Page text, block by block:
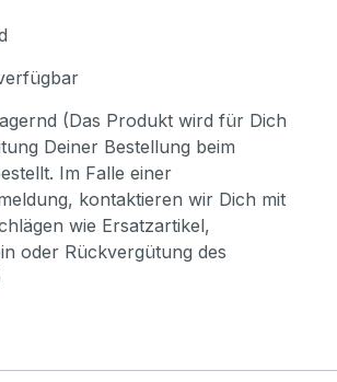
(Das Produkt wird für Dich
Deiner Bestellung beim
Im Falle einer
kontaktieren wir Dich mit
wie Ersatzartikel,
oder Rückvergütung des